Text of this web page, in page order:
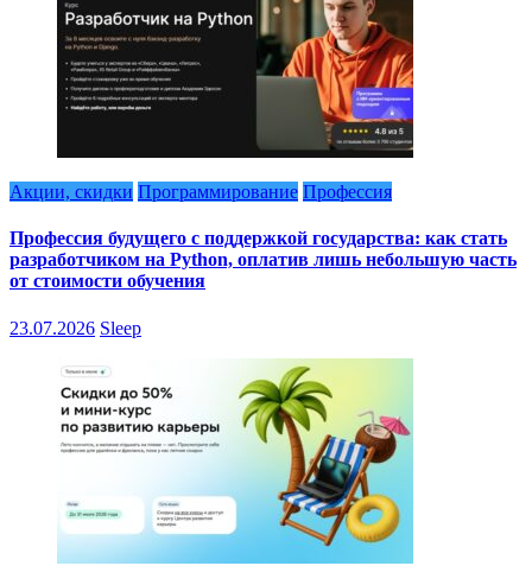
Акции, скидки Программирование Профессия
Профессия будущего с поддержкой государства: как стать
разработчиком на Python, оплатив лишь небольшую часть
от стоимости обучения
23.07.2026 Sleep